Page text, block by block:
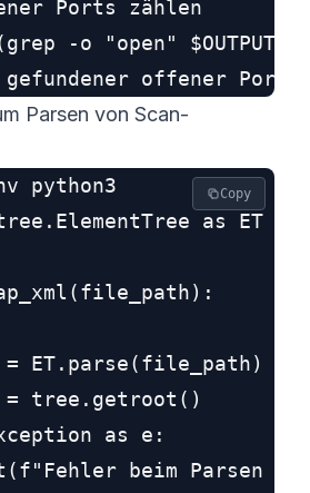
Ports zählen
-o "open"
Parsen von Scan-
python3
as ET
ET.parse(file_path)
tree.getroot()
as e:
beim Parsen
Copy